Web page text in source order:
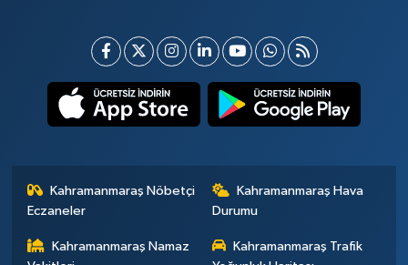
Kahramanmaraş Nöbetçi
Eczaneler
Kahramanmaraş Hava
Durumu
Kahramanmaraş Namaz
Kahramanmaraş Trafik